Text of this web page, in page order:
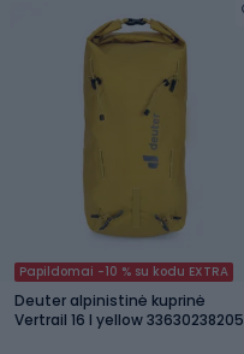
Papildomai -10 % su kodu EXTRA
Deuter alpinistinė kuprinė
Vertrail 16 l yellow 33630238205